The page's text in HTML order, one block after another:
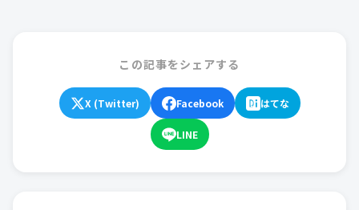
この記事をシェアする
X (Twitter) Facebook はてな
LINE